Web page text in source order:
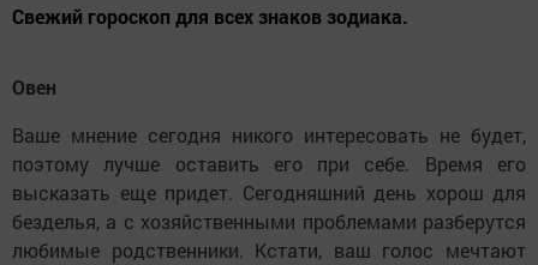
Свежий гороскоп для всех знаков зодиака.
Овен
Ваше мнение сегодня никого интересовать не будет,
поэтому лучше оставить его при себе. Время его
высказать еще придет. Сегодняшний день хорош для
безделья, а с хозяйственными проблемами разберутся
любимые родственники. Кстати, ваш голос мечтают